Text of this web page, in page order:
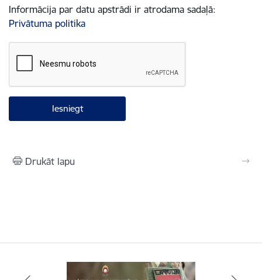
Informācija par datu apstrādi ir atrodama sadaļā:
Privātuma politika
Drukāt lapu